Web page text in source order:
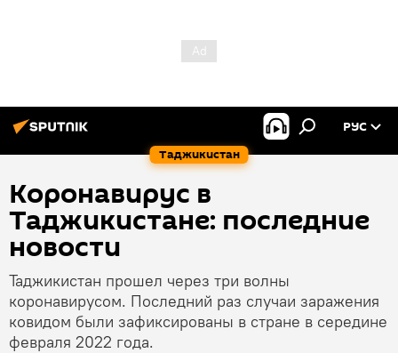
Таджикистан
РУС
Коронавирус в
Таджикистане: последние
новости
Таджикистан прошел через три волны
коронавирусом. Последний раз случаи заражения
ковидом были зафиксированы в стране в середине
февраля 2022 года.